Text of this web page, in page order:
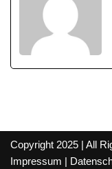
Copyright 2025 | All
Impressum |